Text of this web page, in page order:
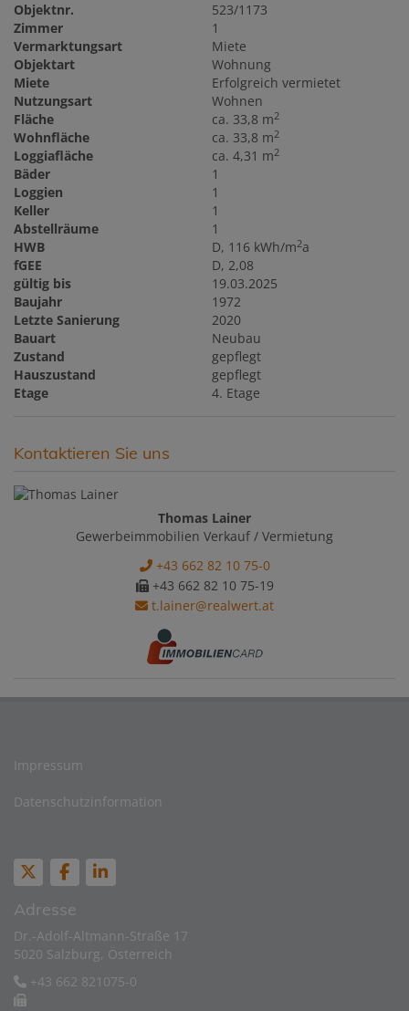
Objektnr.
523/1173
Zimmer
1
Vermarktungsart
Miete
Objektart
Wohnung
Miete
Erfolgreich vermietet
Nutzungsart
Wohnen
Fläche
ca. 33,8 m2
Wohnfläche ca. 33,8 m2
Loggiafläche ca. 4,31 m2
Bäder
1
Loggien
1
Keller
1
Abstellräume
1
HWB
D, 116 kWh/m2a
fGEE
D, 2,08
gültig bis
19.03.2025
Baujahr
1972
Letzte Sanierung
2020
Bauart
Neubau
Zustand
gepflegt
Hauszustand
gepflegt
Etage
4. Etage
Kontaktieren Sie uns
Thomas Lainer
Gewerbeimmobilien Verkauf / Vermietung
+43 662 82 10 75-0
+43 662 82 10 75-19
t.lainer@realwert.at
Impressum
Datenschutzinformation
Adresse
Dr.-Adolf-Altmann-Straße 17
5020 Salzburg, Österreich
+43 662 821075-0